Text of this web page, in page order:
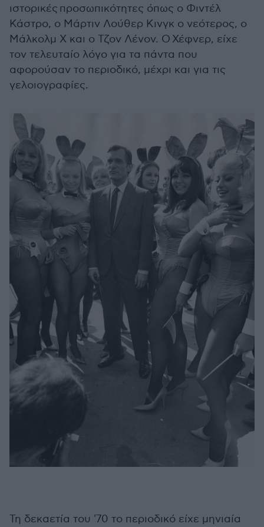
ιστορικές προσωπικότητες όπως ο Φιντέλ
Κάστρο, ο Μάρτιν Λούθερ Κινγκ ο νεότερος, ο
Μάλκολμ Χ και ο Τζον Λένον. Ο Χέφνερ, είχε
τον τελευταίο λόγο για τα πάντα που
αφορούσαν το περιοδικό, μέχρι και για τις
γελοιογραφίες.
Τη δεκαετία του '70 το περιοδικό είχε μηνιαία